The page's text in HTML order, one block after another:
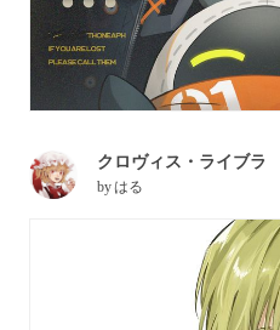
クロヴィス・ライブラ
byはる